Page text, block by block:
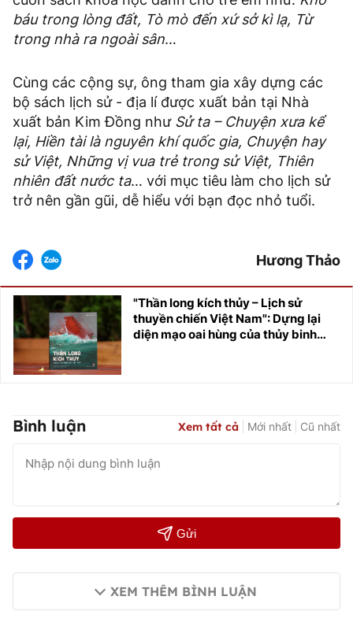
báu trong lòng đất, Tò mò đến xứ sở kì lạ, Từ
trong nhà ra ngoài sân…
Cùng các cộng sự, ông tham gia xây dựng các
bộ sách lịch sử - địa lí được xuất bản tại Nhà
xuất bản Kim Đồng như Sử ta – Chuyện xưa kể
lại, Hiền tài là nguyên khí quốc gia, Chuyện hay
sử Việt, Những vị vua trẻ trong sử Việt, Thiên
nhiên đất nước ta… với mục tiêu làm cho lịch sử
trở nên gần gũi, dễ hiểu với bạn đọc nhỏ tuổi.
Hương Thảo
"Thần long kích thủy – Lịch sử
thuyền chiến Việt Nam": Dựng lại
diện mạo oai hùng của thủy binh
Bình luận Xem tất cả Mới nhất Cũ nhất
Gửi
XEM THÊM BÌNH LUẬN